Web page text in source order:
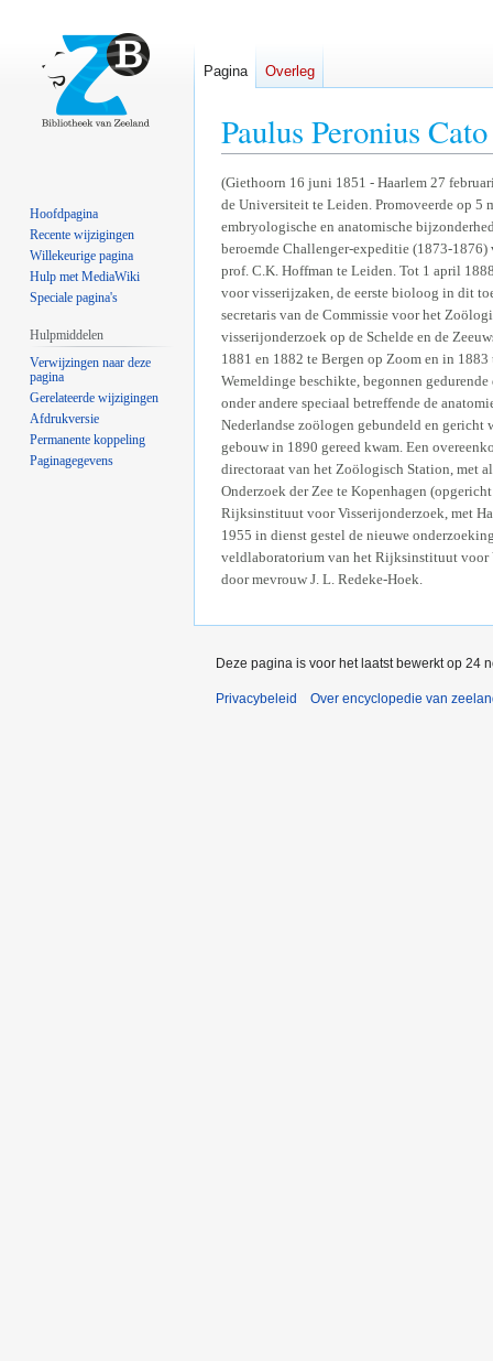
Paulus Peronius
Naar
navigatie
springen
Naar
zoeken
springen
(Giethoorn 16 juni 1851 - Haarlem 27
de Universiteit te Leiden. Promoveerde op 5
embryologische en anatomische
beroemde Challenger-expeditie (1873-
prof. C.K. Hoffman te Leiden. Tot 1 april
voor visserijzaken, de eerste bioloog in dit
secretaris van de Commissie voor het
visserijonderzoek op de Schelde en de
1881 en 1882 te Bergen op Zoom en in
Wemeldinge beschikte, begonnen
onder andere speciaal betreffende de
Nederlandse zoölogen gebundeld en gericht
gebouw in 1890 gereed kwam. Een
directoraat van het Zoölogisch Station, met
Onderzoek der Zee te Kopenhagen
Rijksinstituut voor Visserijonderzoek, met
1955 in dienst gestel de nieuwe
veldlaboratorium van het Rijksinstituut voor
door mevrouw J. L. Redeke-Hoek.
Pagina Overleg
Hoofdpagina
Recente wijzigingen
Willekeurige pagina
Hulp met MediaWiki
Speciale pagina's
Hulpmiddelen
Verwijzingen naar deze
pagina
Gerelateerde wijzigingen
Afdrukversie
Permanente koppeling
Paginagegevens
Deze pagina is voor het laatst bewerkt op 24
Privacybeleid Over encyclopedie van